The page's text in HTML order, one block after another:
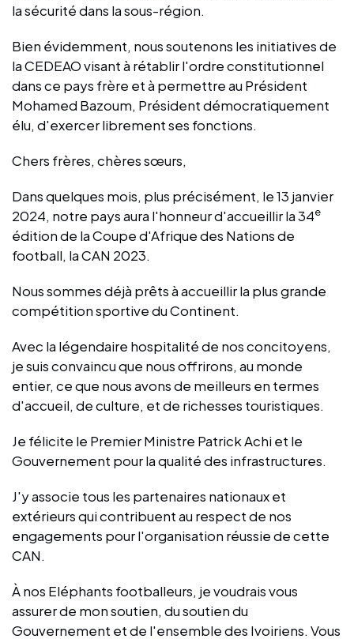
la sécurité dans la sous-région.
Bien évidemment, nous soutenons les initiatives de
la CEDEAO visant à rétablir l'ordre constitutionnel
dans ce pays frère et à permettre au Président
Mohamed Bazoum, Président démocratiquement
élu, d'exercer librement ses fonctions.
Chers frères, chères sœurs,
Dans quelques mois, plus précisément, le 13 janvier
2024, notre pays aura l'honneur d'accueillir la 34e
édition de la Coupe d'Afrique des Nations de
football, la CAN 2023.
Nous sommes déjà prêts à accueillir la plus grande
compétition sportive du Continent.
Avec la légendaire hospitalité de nos concitoyens,
je suis convaincu que nous offrirons, au monde
entier, ce que nous avons de meilleurs en termes
d'accueil, de culture, et de richesses touristiques.
Je félicite le Premier Ministre Patrick Achi et le
Gouvernement pour la qualité des infrastructures.
J'y associe tous les partenaires nationaux et
extérieurs qui contribuent au respect de nos
engagements pour l'organisation réussie de cette
CAN.
À nos Eléphants footballeurs, je voudrais vous
assurer de mon soutien, du soutien du
Gouvernement et de l'ensemble des Ivoiriens. Vous